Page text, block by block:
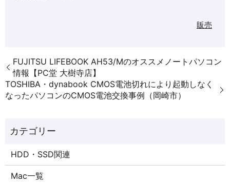
販売
FUJITSU LIFEBOOK AH53/Mのオススメノートパソコン
情報【PC堂 大樹寺店】
TOSHIBA・dynabook CMOS電池切れにより起動しなく
なったパソコンのCMOS電池交換事例（岡崎市）
HDD・SSD関連
Mac一覧